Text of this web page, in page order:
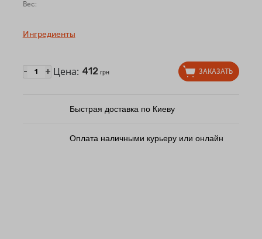
Вес:
Ингредиенты
- + Цена: 412 грн ЗАКАЗАТЬ
Быстрая доставка по Киеву
Оплата наличными курьеру или онлайн